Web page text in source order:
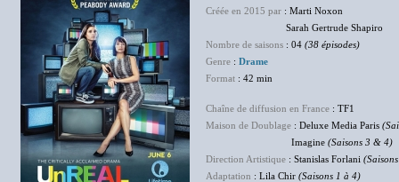
Créée en 2015 par : Marti Noxon
Sarah Gertrude Shapiro
Nombre de saisons : 04 (38 épisodes)
Genre : Drame
Format : 42 min
Chaîne de diffusion en France : TF1
Maison de Doublage : Deluxe Media Paris
Imagine (Saisons 3 & 4)
Direction Artistique : Stanislas Forlani
Adaptation : Lila Chir (Saisons 1 à 4)